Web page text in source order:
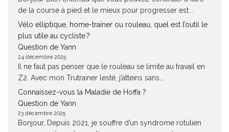
de la course à pied et le mieux pour progresser est...
Vélo elliptique, home-trainer ou rouleau, quel est l’outil le
plus utile au cycliste ?
Question de Yann
24 décembre 2025
Il ne faut pas penser que le rouleau se limite au travail en
Z2. Avec mon Trutrainer lesté, j’atteins sans...
Connaissez-vous la Maladie de Hoffa ?
Question de Yann
23 décembre 2025
Bonjour, Depuis 2021, je souffre d’un syndrome rotulien